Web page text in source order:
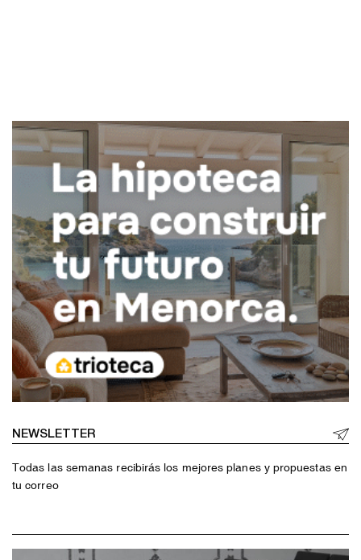
NEWSLETTER
Todas las semanas recibirás los mejores planes y propuestas en
tu correo